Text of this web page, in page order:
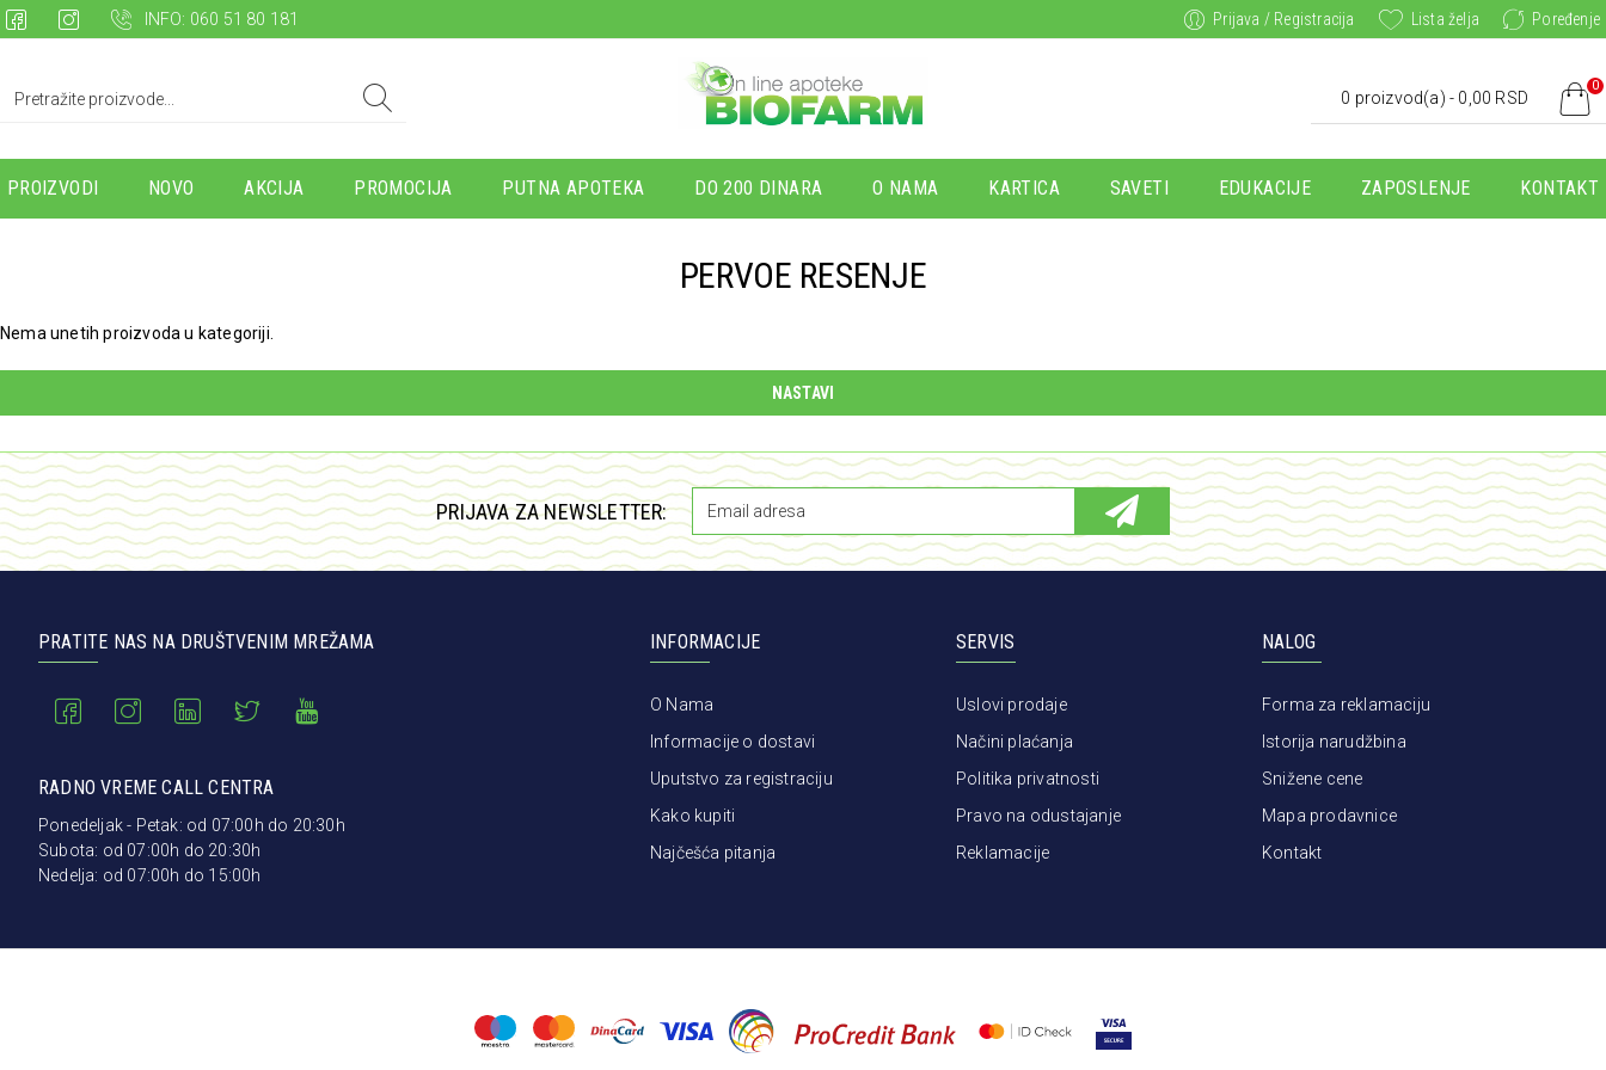
INFO: 060 51 80 181 Prijava / Registracija Lista želja Poređenje
0 proizvod(a) - 0,00 RSD
0
PROIZVODI NOVO AKCIJA PROMOCIJA PUTNA APOTEKA DO 200 DINARA O NAMA KARTICA SAVETI EDUKACIJE ZAPOSLENJE KONTAKT
PERVOE RESENJE
Nema unetih proizvoda u kategoriji.
NASTAVI
PRIJAVA ZA NEWSLETTER:
PRATITE NAS NA DRUŠTVENIM MREŽAMA
RADNO VREME CALL CENTRA
Ponedeljak - Petak: od 07:00h do 20:30h
Subota: od 07:00h do 20:30h
Nedelja: od 07:00h do 15:00h
INFORMACIJE
O Nama
Informacije o dostavi
Uputstvo za registraciju
Kako kupiti
Najčešća pitanja
SERVIS
Uslovi prodaje
Načini plaćanja
Politika privatnosti
Pravo na odustajanje
Reklamacije
NALOG
Forma za reklamaciju
Istorija narudžbina
Snižene cene
Mapa prodavnice
Kontakt